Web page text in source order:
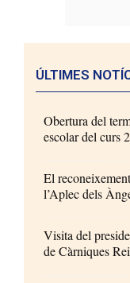
ÚLTIMES
Obertura del
escolar del curs
El
l’Aplec dels
Visita del
de Càrniques